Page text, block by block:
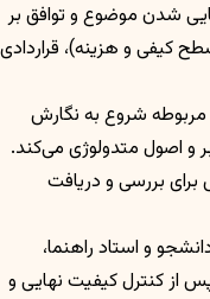
شدن موضوع و توافق بر
کیفی و هزینه)، قراردادی
شروع به نگارش
و اصول متدولوژی می‌کند.
بررسی و دریافت
و استاد راهنما،
از کنترل کیفیت نهایی و